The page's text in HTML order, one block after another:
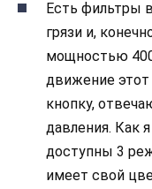
Есть фильтры
грязи и,
мощностью
движение этот
кнопку,
давления. Как
доступны 3
имеет свой